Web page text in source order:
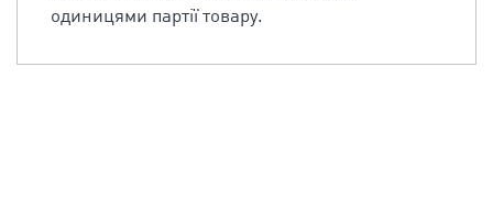
одиницями партії товару.